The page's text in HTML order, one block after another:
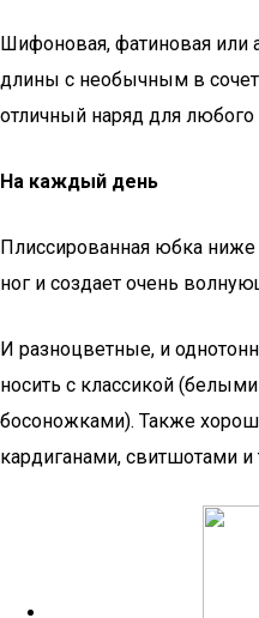
Шифоновая, фатиновая или
длины с необычным в
отличный наряд для любого
На каждый день
Плиссированная юбка ниже
ног и создает очень
И разноцветные, и
носить с классикой
босоножками). Также
кардиганами, свитшотами и